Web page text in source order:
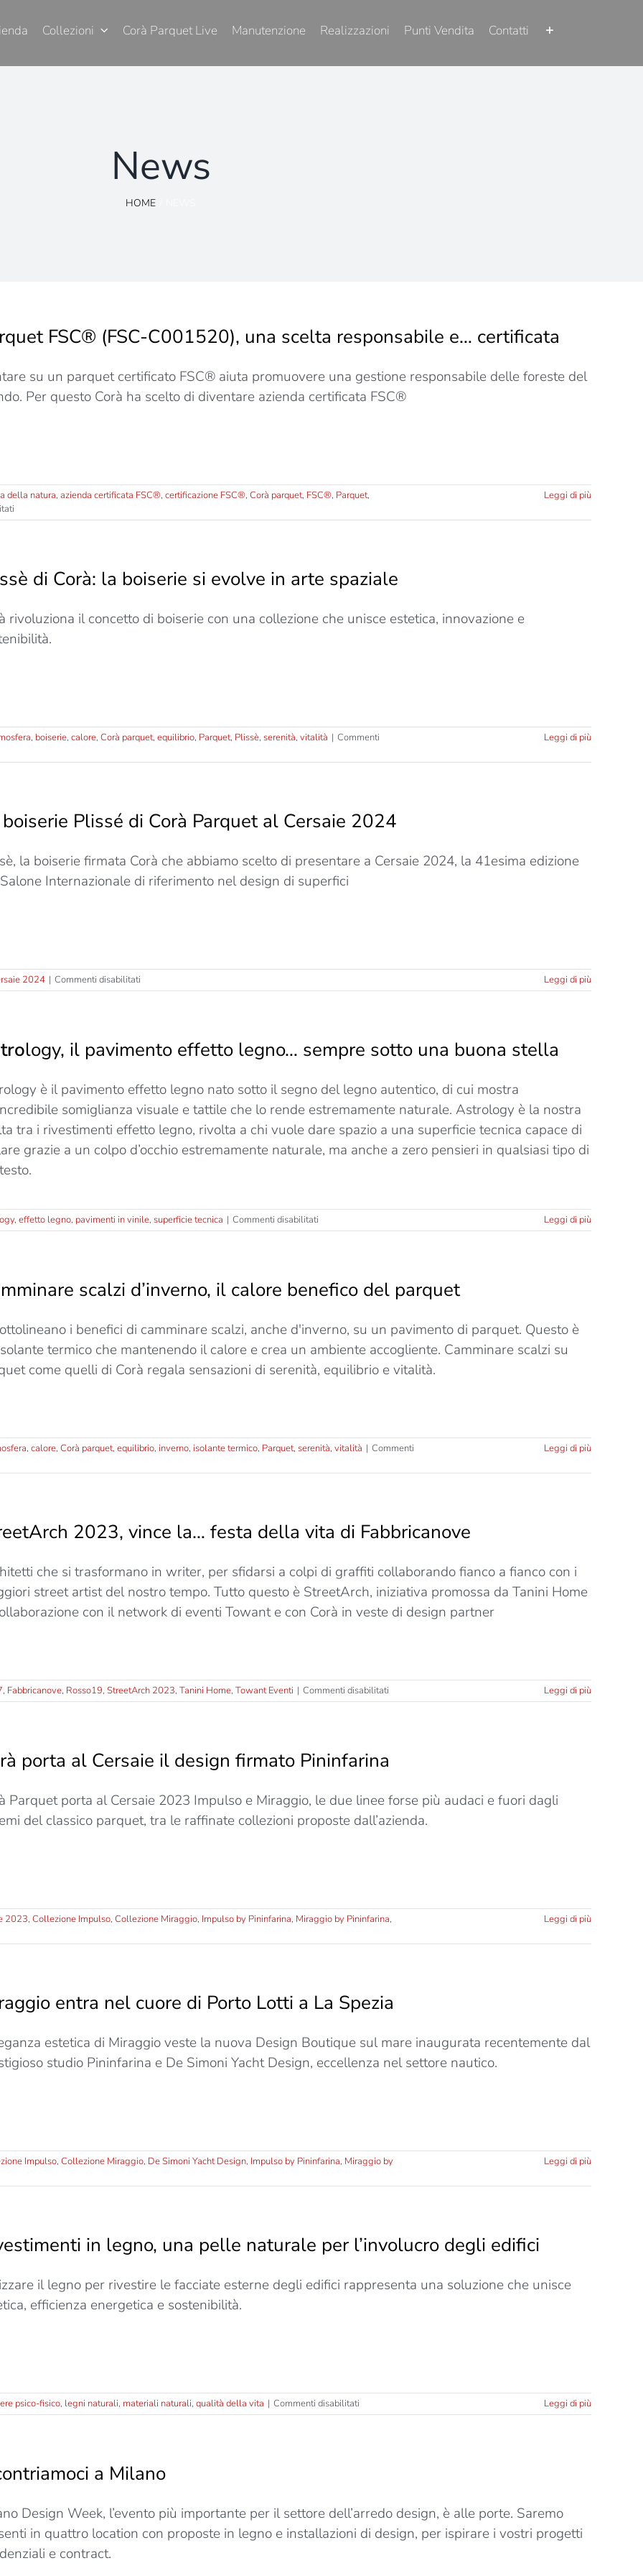
Collezioni Corà Parquet Live Manutenzione Realizzazioni Punti Vendita Contatti
News
HOME
FSC® (FSC-C001520), una scelta responsabile e… certificata
su un parquet certificato FSC® aiuta promuovere una gestione responsabile delle foreste del
Per questo Corà ha scelto di diventare azienda certificata FSC®
della natura, azienda certificata FSC®, certificazione FSC®, Corà parquet, FSC®, Parquet,
Parquet
una
scelta
e…
certificata
Leggi di più
di Corà: la boiserie si evolve in arte spaziale
rivoluziona il concetto di boiserie con una collezione che unisce estetica, innovazione e
, boiserie, calore, Corà parquet, equilibrio, Parquet, Plissè, serenità, vitalità | Commenti
Leggi di più
boiserie Plissé di Corà Parquet al Cersaie 2024
la boiserie firmata Corà che abbiamo scelto di presentare a Cersaie 2024, la 41esima edizione
Internazionale di riferimento nel design di superfici
2024 | Commenti disabilitati
La
Corà
Parquet
Cersaie
2024
Leggi di più
logy, il pavimento effetto legno… sempre sotto una buona stella
è il pavimento effetto legno nato sotto il segno del legno autentico, di cui mostra
somiglianza visuale e tattile che lo rende estremamente naturale. Astrology è la nostra
tra i rivestimenti effetto legno, rivolta a chi vuole dare spazio a una superficie tecnica capace di
grazie a un colpo d’occhio estremamente naturale, ma anche a zero pensieri in qualsiasi tipo di
, effetto legno, pavimenti in vinile, superficie tecnica | Commenti disabilitati
Astrology,
legno…
sempre
una
buona
stella
Leggi di più
scalzi d’inverno, il calore benefico del parquet
i benefici di camminare scalzi, anche d'inverno, su un pavimento di parquet. Questo è
termico che mantenendo il calore e crea un ambiente accogliente. Camminare scalzi su
come quelli di Corà regala sensazioni di serenità, equilibrio e vitalità.
, calore, Corà parquet, equilibrio, inverno, isolante termico, Parquet, serenità, vitalità | Commenti
Leggi di più
2023, vince la… festa della vita di Fabbricanove
che si trasformano in writer, per sfidarsi a colpi di graffiti collaborando fianco a fianco con i
street artist del nostro tempo. Tutto questo è StreetArch, iniziativa promossa da Tanini Home
con il network di eventi Towant e con Corà in veste di design partner
, Fabbricanove, Rosso19, StreetArch 2023, Tanini Home, Towant Eventi | Commenti disabilitati
StreetArch
di
Fabbricanove
Leggi di più
porta al Cersaie il design firmato Pininfarina
Parquet porta al Cersaie 2023 Impulso e Miraggio, le due linee forse più audaci e fuori dagli
del classico parquet, tra le raffinate collezioni proposte dall’azienda.
2023, Collezione Impulso, Collezione Miraggio, Impulso by Pininfarina, Miraggio by Pininfarina,
Leggi di più
entra nel cuore di Porto Lotti a La Spezia
estetica di Miraggio veste la nuova Design Boutique sul mare inaugurata recentemente dal
studio Pininfarina e De Simoni Yacht Design, eccellenza nel settore nautico.
Impulso, Collezione Miraggio, De Simoni Yacht Design, Impulso by Pininfarina, Miraggio by
Leggi di più
in legno, una pelle naturale per l’involucro degli edifici
il legno per rivestire le facciate esterne degli edifici rappresenta una soluzione che unisce
efficienza energetica e sostenibilità.
psico-fisico, legni naturali, materiali naturali, qualità della vita | Commenti disabilitati
Rivestimenti
l’involucro
degli
edifici
Leggi di più
a Milano
Design Week, l’evento più importante per il settore dell’arredo design, è alle porte. Saremo
in quattro location con proposte in legno e installazioni di design, per ispirare i vostri progetti
e contract.